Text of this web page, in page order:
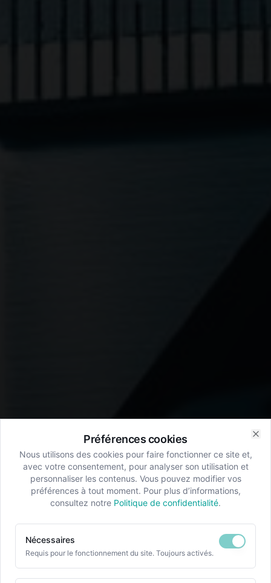
Préférences cookies
Nous utilisons des cookies pour faire fonctionner ce site et,
avec votre consentement, pour analyser son utilisation et
personnaliser les contenus. Vous pouvez modifier vos
préférences à tout moment. Pour plus d’informations,
consultez notre Politique de confidentialité.
Nécessaires
Requis pour le fonctionnement du site. Toujours activés.